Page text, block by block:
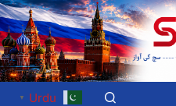
Urdu
▼